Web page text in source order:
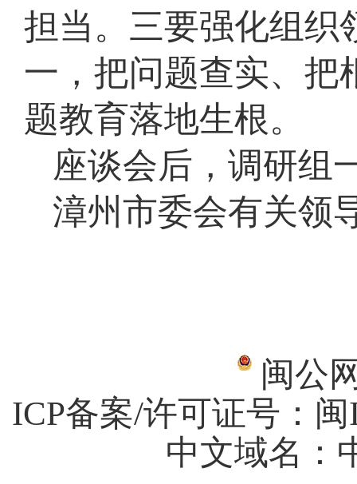
担当。三要强化组织
一，把问题查实、把
题教育落地生根。
座谈会后，调研组
漳州市委会有关领
闽公
ICP备案/许可证号： 闽
中文域名：